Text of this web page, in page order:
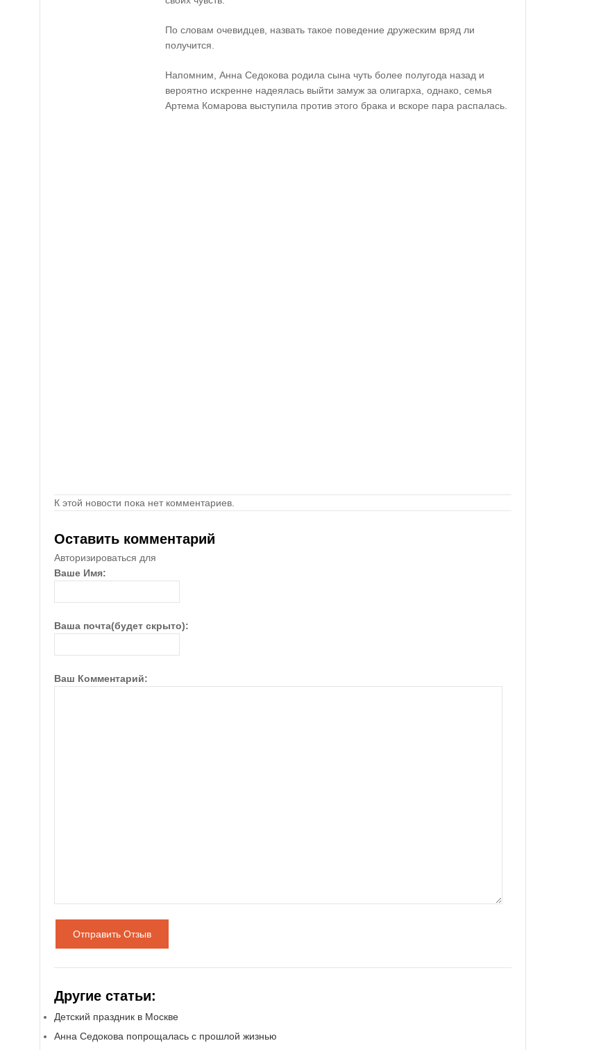
По словам очевидцев, назвать такое поведение дружеским вряд ли
получится.
Напомним, Анна Седокова родила сына чуть более полугода назад и
вероятно искренне надеялась выйти замуж за олигарха, однако, семья
Артема Комарова выступила против этого брака и вскоре пара распалась.
К этой новости пока нет комментариев.
Оставить комментарий
Авторизироваться для
Ваше Имя:
Ваша почта(будет скрыто):
Ваш Комментарий:
Отправить Отзыв
Другие статьи:
Детский праздник в Москве
Анна Седокова попрощалась с прошлой жизнью